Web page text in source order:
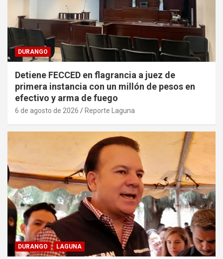
DURANGO
Detiene FECCED en flagrancia a juez de
primera instancia con un millón de pesos en
efectivo y arma de fuego
6 de agosto de 2026 Reporte Laguna
DURANGO LAGUNA